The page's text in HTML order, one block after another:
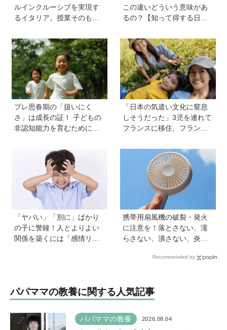
ルインクルーシブを実現す
るイタリア。授業そのもの
やすい形に【言語聴覚士 原
先生が伝える世界のインク
ルーシブ教育】
この違いどういう意味があ
るの？【知って得する日本
プレ思春期の「扱いにく
さ」は成長の証！ 子どもの
非認知能力を育むために親
「日本の気遣い文化に窒息
しそうだった」3児を連れて
フランスに移住、フランス
りがたみ【vol.13】
「ヤバい」「別に」ばかり
の子に警鐘！人とよりよい
関係を築くには「感情リテ
携帯用扇風機の破裂・発火
に注意を！落とさない、濡
らさない、潰さない、炎天
Recommended by
パパママの教養に関する人気記事
パパママの教養 2026.08.04